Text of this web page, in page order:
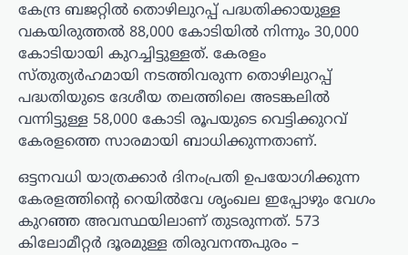
കേന്ദ്ര ബജറ്റില്‍ തൊഴിലുറപ്പ് പദ്ധതിക്കായുള്ള
വകയിരുത്തല്‍ 88,000 കോടിയില്‍ നിന്നും 30,000
കോടിയായി കുറച്ചിട്ടുള്ളത്. കേരളം
സ്തുത്യര്‍ഹമായി നടത്തിവരുന്ന തൊഴിലുറപ്പ്
പദ്ധതിയുടെ ദേശീയ തലത്തിലെ അടങ്കലില്‍
വന്നിട്ടുള്ള 58,000 കോടി രൂപയുടെ വെട്ടിക്കുറവ്
കേരളത്തെ സാരമായി ബാധിക്കുന്നതാണ്.
ഒട്ടനവധി യാത്രക്കാര്‍ ദിനംപ്രതി ഉപയോഗിക്കുന്ന
കേരളത്തിന്റെ റെയില്‍വേ ശൃംഖല ഇപ്പോഴും വേഗം
കുറഞ്ഞ അവസ്ഥയിലാണ് തുടരുന്നത്. 573
കിലോമീറ്റര്‍ ദൂരമുള്ള തിരുവനന്തപുരം –